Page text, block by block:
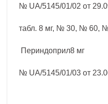
№ UA/5145/01/02 от
табл. 8 мг, № 30, № 60,
Периндоприл8 мг
№ UA/5145/01/03 от